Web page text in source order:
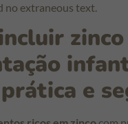
no extraneous text.
e